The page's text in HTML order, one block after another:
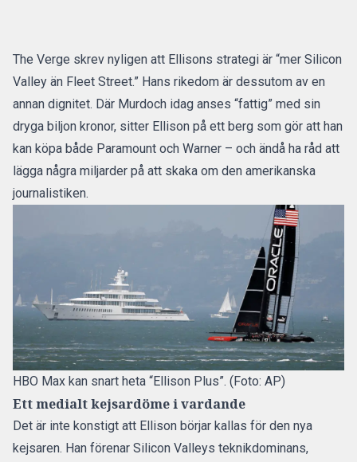
The Verge skrev nyligen att Ellisons strategi är “mer Silicon
Valley än Fleet Street.” Hans rikedom är dessutom av en
annan dignitet. Där Murdoch idag anses “fattig” med sin
dryga biljon kronor, sitter Ellison på ett berg som gör att han
kan köpa både Paramount och Warner – och ändå ha råd att
lägga några miljarder på att skaka om den amerikanska
journalistiken.
HBO Max kan snart heta “Ellison Plus”. (Foto: AP)
Ett medialt kejsardöme i vardande
Det är inte konstigt att Ellison börjar kallas för den nya
kejsaren. Han förenar Silicon Valleys teknikdominans,